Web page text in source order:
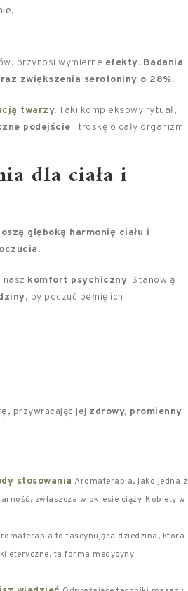
przynosi wymierne efekty. Badania
zwiększenia serotoniny o 28%.
twarzy. Taki kompleksowy rytuał,
podejście i troskę o cały organizm.
dla ciała i
głęboką harmonię ciału i
nasz komfort psychiczny. Stanowią
, by poczuć pełnię ich
przywracając jej zdrowy, promienny
stosowania Aromaterapia, jako jedna z
zwłaszcza w okresie ciąży. Kobiety w
to fascynująca dziedzina, która
eteryczne, ta forma medycyny